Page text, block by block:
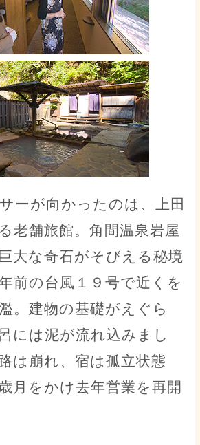
ーが向かったのは、上田
老舗旅館。角間温泉岩屋
大な奇石がそびえる秘境
前の台風１９号で近くを
。建物の基礎がえぐら
には泥が流れ込みまし
は崩れ、宿は孤立状態
月をかけ去年営業を再開